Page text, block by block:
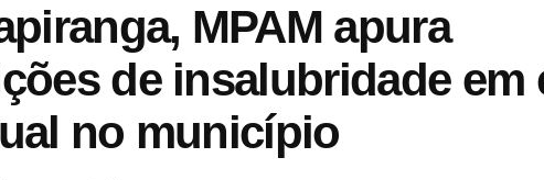
MPAM apura
de insalubridade em
no município